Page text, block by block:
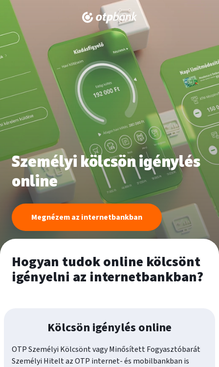
Személyi kölcsön igénylés
online
Megnézem az internetbankban
Hogyan tudok online kölcsönt
igényelni az internetbankban?
Kölcsön igénylés online
OTP Személyi Kölcsönt vagy Minősített Fogyasztóbarát
Személyi Hitelt az OTP internet- és mobilbankban is